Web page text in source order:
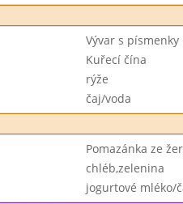
Vývar s písmenky
Kuřecí čína
rýže
čaj/voda
Pomazánka ze
chléb,zelenina
jogurtové mléko/